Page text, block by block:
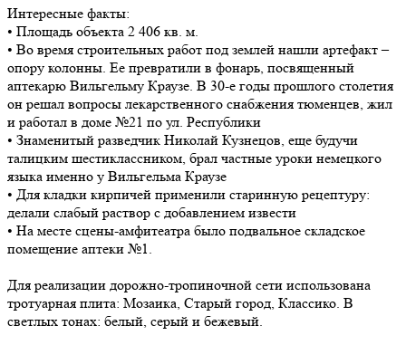
Интересные факты:
• Площадь объекта 2 406 кв. м.
• Во время строительных работ под землей нашли артефакт –
опору колонны. Ее превратили в фонарь, посвященный
аптекарю Вильгельму Краузе. В 30-е годы прошлого столетия
он решал вопросы лекарственного снабжения тюменцев, жил
и работал в доме №21 по ул. Республики
• Знаменитый разведчик Николай Кузнецов, еще будучи
талицким шестиклассником, брал частные уроки немецкого
языка именно у Вильгельма Краузе
• Для кладки кирпичей применили старинную рецептуру:
делали слабый раствор с добавлением извести
• На месте сцены-амфитеатра было подвальное складское
помещение аптеки №1.
Для реализации дорожно-тропиночной сети использована
тротуарная плита: Мозаика, Старый город, Классико. В
светлых тонах: белый, серый и бежевый.